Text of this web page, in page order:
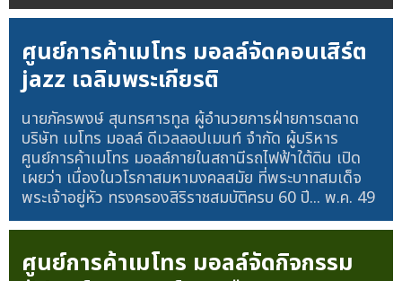
ศูนย์การค้าเมโทร มอลล์จัดคอนเสิร์ต
jazz เฉลิมพระเกียรติ
นายภัครพงษ์ สุนทรศารทูล ผู้อำนวยการฝ่ายการตลาด
บริษัท เมโทร มอลล์ ดีเวลลอปเมนท์ จำกัด ผู้บริหาร
ศูนย์การค้าเมโทร มอลล์ภายในสถานีรถไฟฟ้าใต้ดิน เปิด
เผยว่า เนื่องในวโรกาสมหามงคลสมัย ที่พระบาทสมเด็จ
พระเจ้าอยู่หัว ทรงครองสิริราชสมบัติครบ 60 ปี... พ.ค. 49
ศูนย์การค้าเมโทร มอลล์จัดกิจกรรม